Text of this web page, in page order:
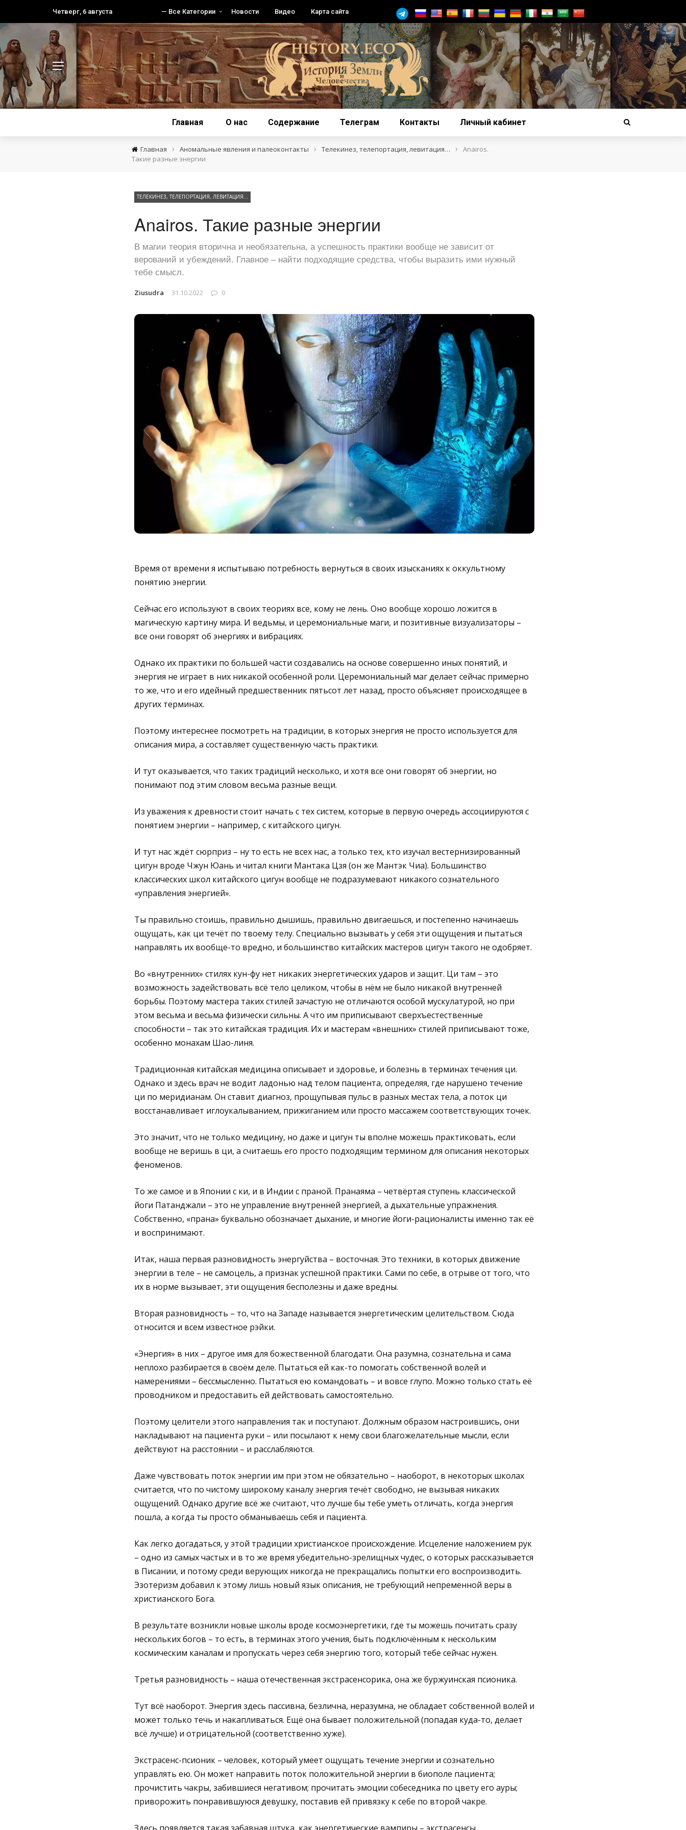
Четверг, 6 августа — Все Категории Новости Видео Карта сайта
Главная О нас Содержание Телеграм Контакты Личный кабинет
Главная › Аномальные явления и палеоконтакты › Телекинез, телепортация, левитация… ›
Anairos.
Такие разные энергии
ТЕЛЕКИНЕЗ, ТЕЛЕПОРТАЦИЯ, ЛЕВИТАЦИЯ…
Anairos. Такие разные энергии
В магии теория вторична и необязательна, а успешность практики вообще не зависит от
верований и убеждений. Главное – найти подходящие средства, чтобы выразить ими нужный
тебе смысл.
Ziusudra 31.10.2022 0
Время от времени я испытываю потребность вернуться в своих изысканиях к оккультному
понятию энергии.
Сейчас его используют в своих теориях все, кому не лень. Оно вообще хорошо ложится в
магическую картину мира. И ведьмы, и церемониальные маги, и позитивные визуализаторы –
все они говорят об энергиях и вибрациях.
Однако их практики по большей части создавались на основе совершенно иных понятий, и
энергия не играет в них никакой особенной роли. Церемониальный маг делает сейчас примерно
то же, что и его идейный предшественник пятьсот лет назад, просто объясняет происходящее в
других терминах.
Поэтому интереснее посмотреть на традиции, в которых энергия не просто используется для
описания мира, а составляет существенную часть практики.
И тут оказывается, что таких традиций несколько, и хотя все они говорят об энергии, но
понимают под этим словом весьма разные вещи.
Из уважения к древности стоит начать с тех систем, которые в первую очередь ассоциируются с
понятием энергии – например, с китайского цигун.
И тут нас ждёт сюрприз – ну то есть не всех нас, а только тех, кто изучал вестернизированный
цигун вроде Чжун Юань и читал книги Мантака Цзя (он же Мантэк Чиа). Большинство
классических школ китайского цигун вообще не подразумевают никакого сознательного
«управления энергией».
Ты правильно стоишь, правильно дышишь, правильно двигаешься, и постепенно начинаешь
ощущать, как ци течёт по твоему телу. Специально вызывать у себя эти ощущения и пытаться
направлять их вообще-то вредно, и большинство китайских мастеров цигун такого не одобряет.
Во «внутренних» стилях кун-фу нет никаких энергетических ударов и защит. Ци там – это
возможность задействовать всё тело целиком, чтобы в нём не было никакой внутренней
борьбы. Поэтому мастера таких стилей зачастую не отличаются особой мускулатурой, но при
этом весьма и весьма физически сильны. А что им приписывают сверхъестественные
способности – так это китайская традиция. Их и мастерам «внешних» стилей приписывают тоже,
особенно монахам Шао-линя.
Традиционная китайская медицина описывает и здоровье, и болезнь в терминах течения ци.
Однако и здесь врач не водит ладонью над телом пациента, определяя, где нарушено течение
ци по меридианам. Он ставит диагноз, прощупывая пульс в разных местах тела, а поток ци
восстанавливает иглоукалыванием, прижиганием или просто массажем соответствующих точек.
Это значит, что не только медицину, но даже и цигун ты вполне можешь практиковать, если
вообще не веришь в ци, а считаешь его просто подходящим термином для описания некоторых
феноменов.
То же самое и в Японии с ки, и в Индии с праной. Пранаяма – четвёртая ступень классической
йоги Патанджали – это не управление внутренней энергией, а дыхательные упражнения.
Собственно, «прана» буквально обозначает дыхание, и многие йоги-рационалисты именно так её
и воспринимают.
Итак, наша первая разновидность энергуйства – восточная. Это техники, в которых движение
энергии в теле – не самоцель, а признак успешной практики. Сами по себе, в отрыве от того, что
их в норме вызывает, эти ощущения бесполезны и даже вредны.
Вторая разновидность – то, что на Западе называется энергетическим целительством. Сюда
относится и всем известное рэйки.
«Энергия» в них – другое имя для божественной благодати. Она разумна, сознательна и сама
неплохо разбирается в своём деле. Пытаться ей как-то помогать собственной волей и
намерениями – бессмысленно. Пытаться ею командовать – и вовсе глупо. Можно только стать её
проводником и предоставить ей действовать самостоятельно.
Поэтому целители этого направления так и поступают. Должным образом настроившись, они
накладывают на пациента руки – или посылают к нему свои благожелательные мысли, если
действуют на расстоянии – и расслабляются.
Даже чувствовать поток энергии им при этом не обязательно – наоборот, в некоторых школах
считается, что по чистому широкому каналу энергия течёт свободно, не вызывая никаких
ощущений. Однако другие всё же считают, что лучше бы тебе уметь отличать, когда энергия
пошла, а когда ты просто обманываешь себя и пациента.
Как легко догадаться, у этой традиции христианское происхождение. Исцеление наложением рук
– одно из самых частых и в то же время убедительно-зрелищных чудес, о которых рассказывается
в Писании, и потому среди верующих никогда не прекращались попытки его воспроизводить.
Эзотеризм добавил к этому лишь новый язык описания, не требующий непременной веры в
христианского Бога.
В результате возникли новые школы вроде космоэнергетики, где ты можешь почитать сразу
нескольких богов – то есть, в терминах этого учения, быть подключённым к нескольким
космическим каналам и пропускать через себя энергию того, который тебе сейчас нужен.
Третья разновидность – наша отечественная экстрасенсорика, она же буржуинская псионика.
Тут всё наоборот. Энергия здесь пассивна, безлична, неразумна, не обладает собственной волей и
может только течь и накапливаться. Ещё она бывает положительной (попадая куда-то, делает
всё лучше) и отрицательной (соответственно хуже).
Экстрасенс-псионик – человек, который умеет ощущать течение энергии и сознательно
управлять ею. Он может направить поток положительной энергии в биополе пациента;
прочистить чакры, забившиеся негативом; прочитать эмоции собеседника по цвету его ауры;
приворожить понравившуюся девушку, поставив ей привязку к себе по второй чакре.